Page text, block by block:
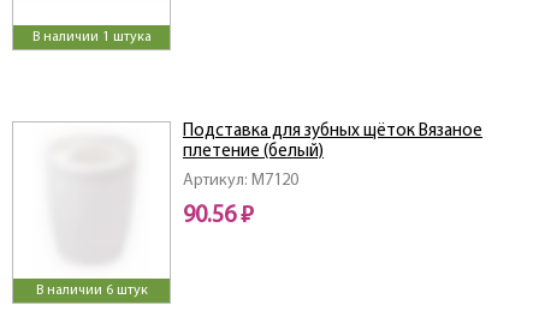
В наличии 1 штука
В наличии 6 штук
Артикул: M7120
Подставка для зубных щёток Вязаное
плетение (белый)
90.56 ₽